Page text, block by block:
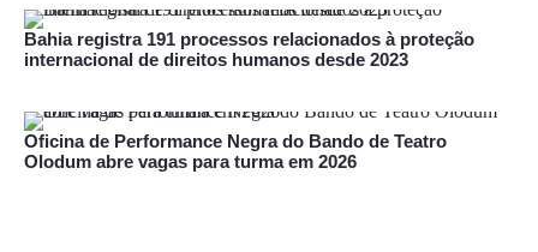
Bahia registra 191 processos relacionados à proteção
internacional de direitos humanos desde 2023
Oficina de Performance Negra do Bando de Teatro
Olodum abre vagas para turma em 2026